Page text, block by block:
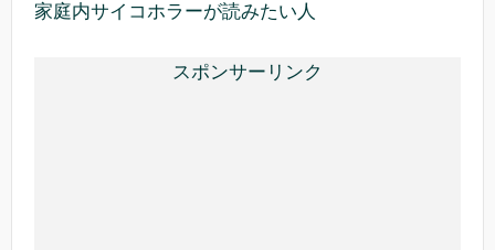
家庭内サイコホラーが読みたい人
スポンサーリンク